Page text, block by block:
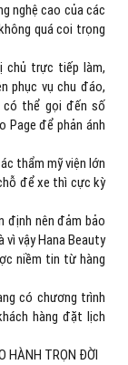
nghệ cao của các
quá coi trọng
chủ trực tiếp làm,
phục vụ chu đáo,
có thể gọi đến số
Page để phản ánh
thẩm mỹ viện lớn
để xe thì cực kỳ
định nên đảm bảo
vì vậy Hana Beauty
niềm tin từ hàng
có chương trình
hàng đặt lịch
HÀNH TRỌN ĐỜI